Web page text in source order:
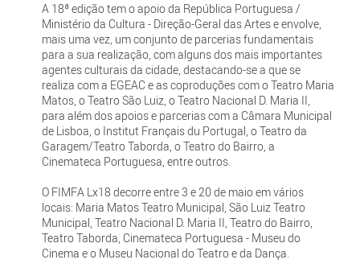
A 18ª edição tem o apoio da República Portuguesa /
Ministério da Cultura - Direção-Geral das Artes e envolve,
mais uma vez, um conjunto de parcerias fundamentais
para a sua realização, com alguns dos mais importantes
agentes culturais da cidade, destacando-se a que se
realiza com a EGEAC e as coproduções com o Teatro Maria
Matos, o Teatro São Luiz, o Teatro Nacional D. Maria II,
para além dos apoios e parcerias com a Câmara Municipal
de Lisboa, o Institut Français du Portugal, o Teatro da
Garagem/Teatro Taborda, o Teatro do Bairro, a
Cinemateca Portuguesa, entre outros.
O FIMFA Lx18 decorre entre 3 e 20 de maio em vários
locais: Maria Matos Teatro Municipal, São Luiz Teatro
Municipal, Teatro Nacional D. Maria II, Teatro do Bairro,
Teatro Taborda, Cinemateca Portuguesa - Museu do
Cinema e o Museu Nacional do Teatro e da Dança.